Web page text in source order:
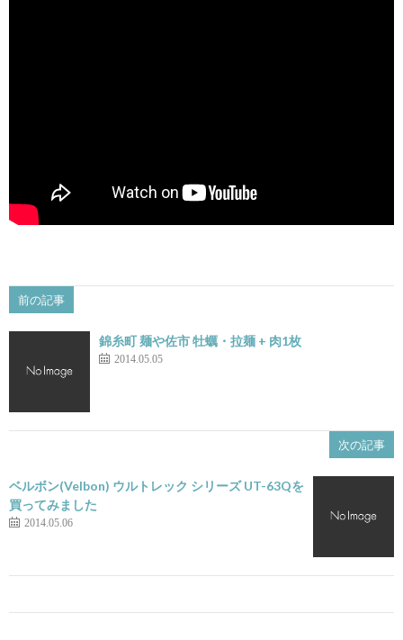
前の記事
錦糸町 麺や佐市 牡蠣・拉麺 + 肉1枚
2014.05.05
次の記事
ベルボン(Velbon) ウルトレック シリーズ UT-63Qを
買ってみました
2014.05.06